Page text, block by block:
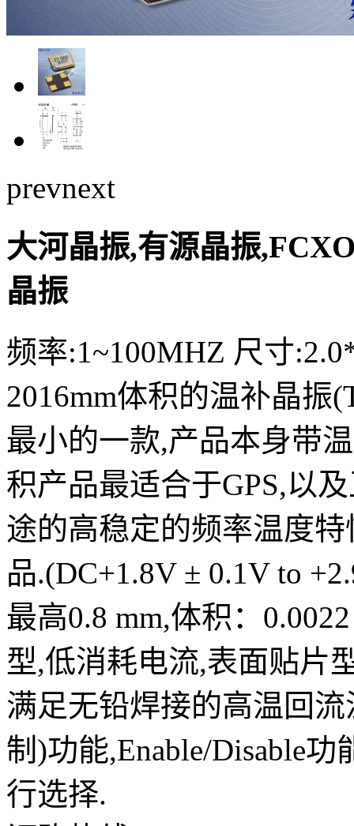
prevnext
大河晶振,有源晶振
晶振
频率:1~100MHZ 尺寸
2016mm体积的温补晶振
最小的一款,产品本身带
积产品最适合于GPS,以
途的高稳定的频率温度
品.(DC+1.8V ± 0.1V to
最高0.8 mm,体积：
型,低消耗电流,表面贴片
满足无铅焊接的高温回
制)功能,Enable/Disable
行选择.